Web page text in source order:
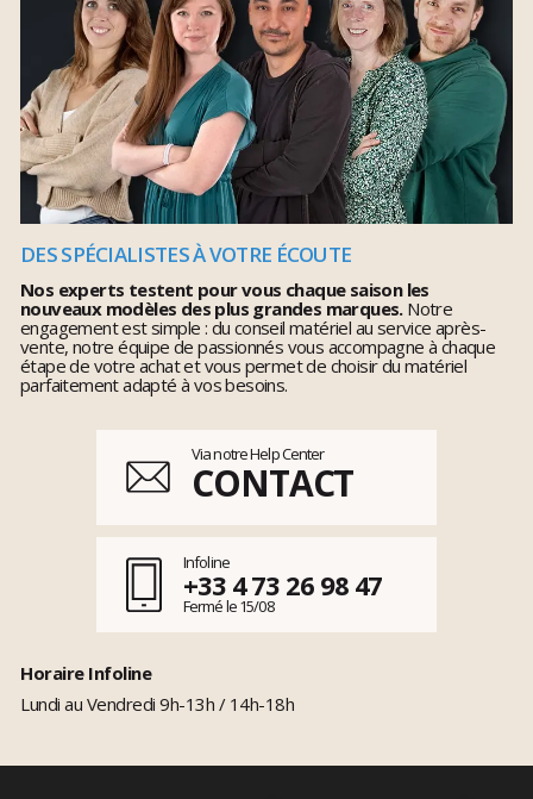
DES SPÉCIALISTES À VOTRE ÉCOUTE
Nos experts testent pour vous chaque saison les
nouveaux modèles des plus grandes marques.Notre
engagement est simple : du conseil matériel au service après-
vente, notre équipe de passionnés vous accompagne à chaque
étape de votre achat et vous permet de choisir du matériel
parfaitement adapté à vos besoins.
Via notre Help Center
CONTACT
Infoline
+33 4 73 26 98 47
Fermé le 15/08
Horaire Infoline
Lundi au Vendredi 9h-13h / 14h-18h